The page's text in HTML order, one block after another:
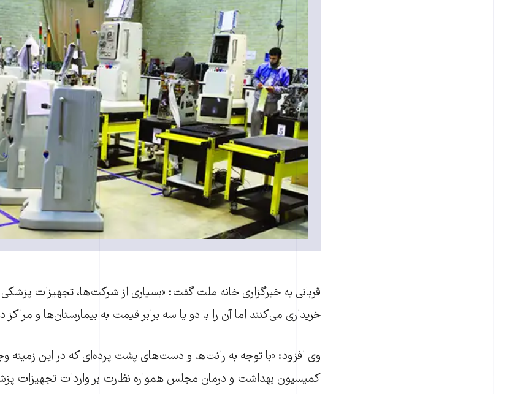
قربانی به خبرگزاری خانه ملت گفت: «بسياری از شرکت‌ها، تجهيزات
خريداری می‌کنند اما آن را با دو يا سه برابر قيمت به بيمارستان‌ها و مراکز
وی افزود: «با توجه به رانت‌ها و دست‌های پشت پرده‌ای که در اين زمينه
کميسيون بهداشت و درمان مجلس همواره نظارت بر واردات تجهيزات